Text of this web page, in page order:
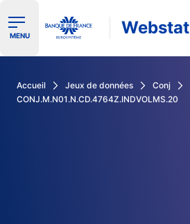
Ouvrir le menu de navigation
MENU Webstat
Accueil Jeux de données
Conj
CONJ.M.N01.N.CD.4764Z.INDVOLMS.20